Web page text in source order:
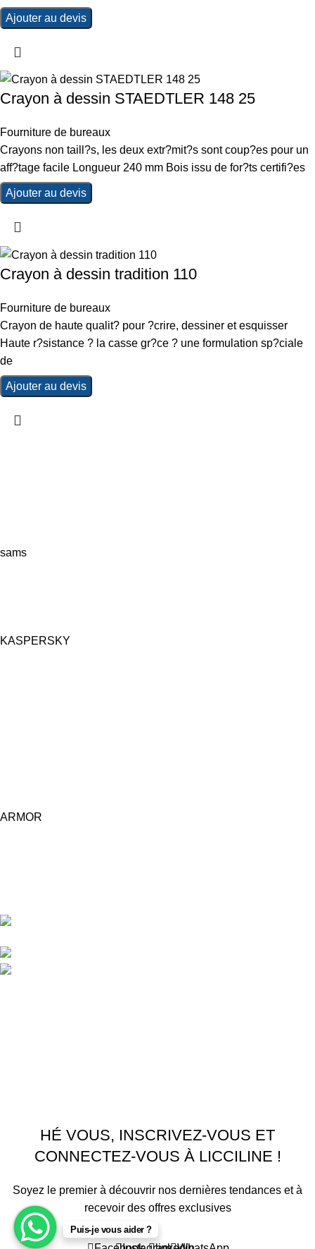
Ajouter au devis
Crayon à dessin STAEDTLER 148 25
Fourniture de bureaux
Crayons non taill?s, les deux extr?mit?s sont coup?es pour un
aff?tage facile Longueur 240 mm Bois issu de for?ts certifi?es
Ajouter au devis
Crayon à dessin tradition 110
Fourniture de bureaux
Crayon de haute qualit? pour ?crire, dessiner et esquisser
Haute r?sistance ? la casse gr?ce ? une formulation sp?ciale
de
Ajouter au devis
sams
KASPERSKY
ARMOR
HÉ VOUS, INSCRIVEZ-VOUS ET
CONNECTEZ-VOUS À LICCILINE !
Soyez le premier à découvrir nos dernières tendances et à
recevoir des offres exclusives
Sera utilisé conformément à notre Politique de confidentialité
Puis-je vous aider ?